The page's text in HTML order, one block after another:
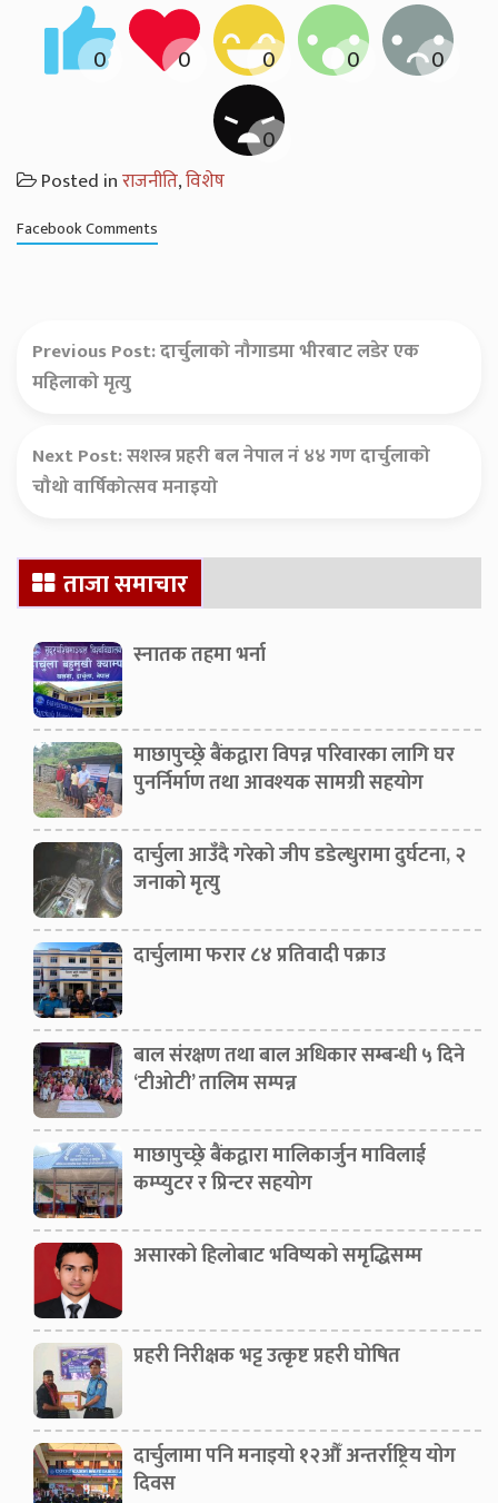
Posted inराजनीति,विशेष
Facebook Comments
Previous Post:दार्चुलाको नौगाडमा भीरबाट लडेर एक
महिलाको मृत्यु
Next Post:सशस्त्र प्रहरी बल नेपाल नं ४४ गण दार्चुलाको
चौथो वार्षिकोत्सव मनाइयो
Secondary
Sidebarताजा समाचार
स्नातक तहमा भर्ना
माछापुच्छ्रे बैंकद्वारा विपन्न परिवारका लागि घर
पुनर्निर्माण तथा आवश्यक सामग्री सहयोग
दार्चुला आउँदै गरेको जीप डडेल्धुरामा दुर्घटना, २
जनाको मृत्यु
दार्चुलामा फरार ८४ प्रतिवादी पक्राउ
बाल संरक्षण तथा बाल अधिकार सम्बन्धी ५ दिने
‘टीओटी’ तालिम सम्पन्न
माछापुच्छ्रे बैंकद्वारा मालिकार्जुन माविलाई
कम्प्युटर र प्रिन्टर सहयोग
असारको हिलोबाट भविष्यको समृद्धिसम्म
प्रहरी निरीक्षक भट्ट उत्कृष्ट प्रहरी घोषित
दार्चुलामा पनि मनाइयो १२औँ अन्तर्राष्ट्रिय योग
दिवस